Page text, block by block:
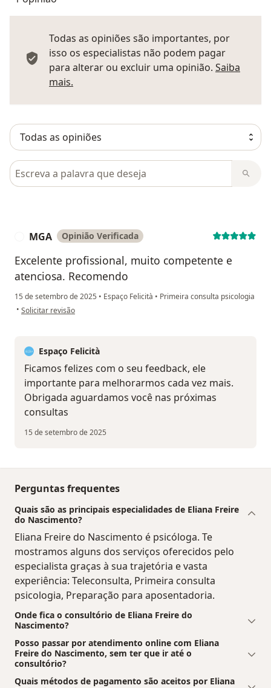
Todas as opiniões são importantes, por
isso os especialistas não podem pagar
para alterar ou excluir uma opinião. Saiba
mais.
Pesquisar em opiniões
MGA Opinião Verificada
Excelente profissional, muito competente e
atenciosa. Recomendo
15 de setembro de 2025 • Espaço Felicità • Primeira consulta psicologia
• na opinião do utilizador MGA
Solicitar revisão
Espaço Felicità
Ficamos felizes com o seu feedback, ele
importante para melhorarmos cada vez mais.
Obrigada aguardamos você nas próximas
consultas
15 de setembro de 2025
Perguntas frequentes
Quais são as principais especialidades de Eliana Freire
do Nascimento?
Eliana Freire do Nascimento é psicóloga. Te
mostramos alguns dos serviços oferecidos pelo
especialista graças à sua trajetória e vasta
experiência: Teleconsulta, Primeira consulta
psicologia, Preparação para aposentadoria.
Onde fica o consultório de Eliana Freire do
Nascimento?
Posso passar por atendimento online com Eliana
Freire do Nascimento, sem ter que ir até o
consultório?
Quais métodos de pagamento são aceitos por Eliana